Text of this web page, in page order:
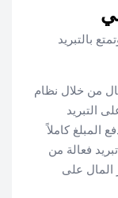
بالتبريد
من خلال نظام
التبريد
المبلغ كاملاً
فعالة من
المال على